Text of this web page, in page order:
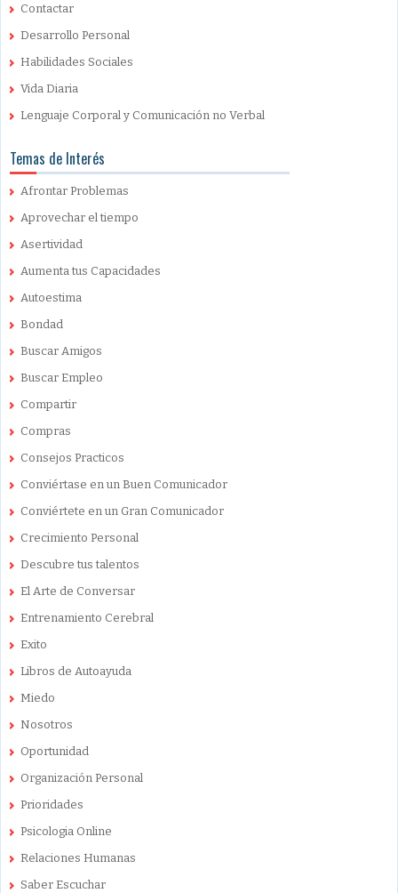
Contactar
Desarrollo Personal
Habilidades Sociales
Vida Diaria
Lenguaje Corporal y Comunicación no Verbal
Temas de Interés
Afrontar Problemas
Aprovechar el tiempo
Asertividad
Aumenta tus Capacidades
Autoestima
Bondad
Buscar Amigos
Buscar Empleo
Compartir
Compras
Consejos Practicos
Conviértase en un Buen Comunicador
Conviértete en un Gran Comunicador
Crecimiento Personal
Descubre tus talentos
El Arte de Conversar
Entrenamiento Cerebral
Exito
Libros de Autoayuda
Miedo
Nosotros
Oportunidad
Organización Personal
Prioridades
Psicologia Online
Relaciones Humanas
Saber Escuchar